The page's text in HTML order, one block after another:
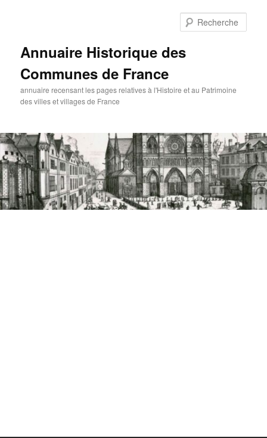
Annuaire Historique des
Communes de France
annuaire recensant les pages relatives à l'Histoire et au Patrimoine
des villes et villages de France